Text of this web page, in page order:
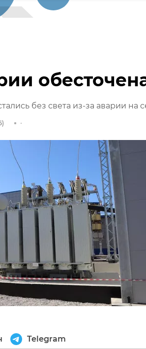
без света из-за аварии на
Telegram